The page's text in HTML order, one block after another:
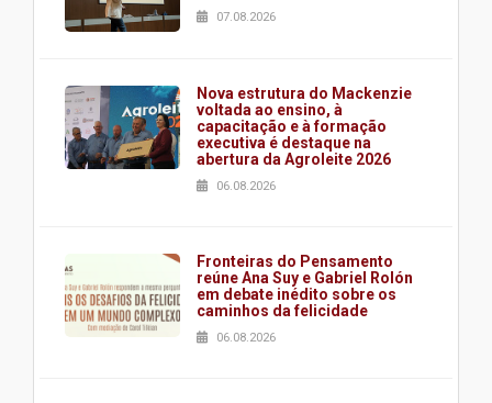
07.08.2026
Nova estrutura do Mackenzie
voltada ao ensino, à
capacitação e à formação
executiva é destaque na
abertura da Agroleite 2026
06.08.2026
Fronteiras do Pensamento
reúne Ana Suy e Gabriel Rolón
em debate inédito sobre os
caminhos da felicidade
06.08.2026